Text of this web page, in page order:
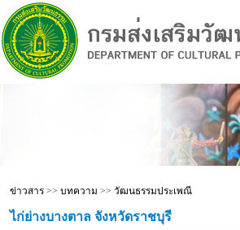
ข่าวสาร>> บทความ >> วัฒนธรรมประเพณี
ไก่ย่างบางตาล จังหวัดราชบุรี